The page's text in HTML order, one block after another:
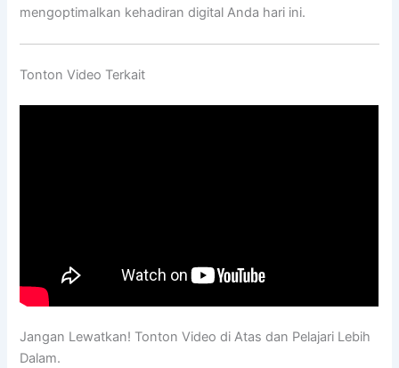
mengoptimalkan kehadiran digital Anda hari ini.
Tonton Video Terkait
Jangan Lewatkan! Tonton Video di Atas dan Pelajari Lebih
Dalam.